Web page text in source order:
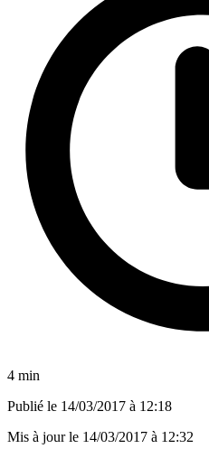
4 min
Publié le 14/03/2017 à 12:18
Mis à jour le 14/03/2017 à 12:32